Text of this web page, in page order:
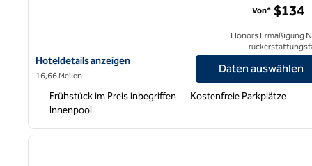
Hoteldetails für Home2 Suites by Hilton Wayne anzeigen
Hoteldetails anzeigen
16,66 Meilen
Von* $134
Honors Ermäßigung
Daten auswählen
Frühstück im Preis inbegriffen
Kostenfreie Parkplätze
Innenpool
1 von 12